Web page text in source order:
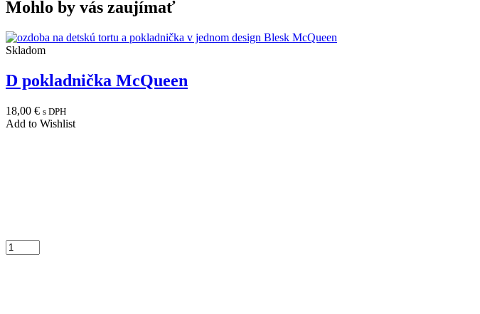
Mohlo by vás zaujímať
Skladom
D pokladnička McQueen
18,00 € s DPH
Add to Wishlist